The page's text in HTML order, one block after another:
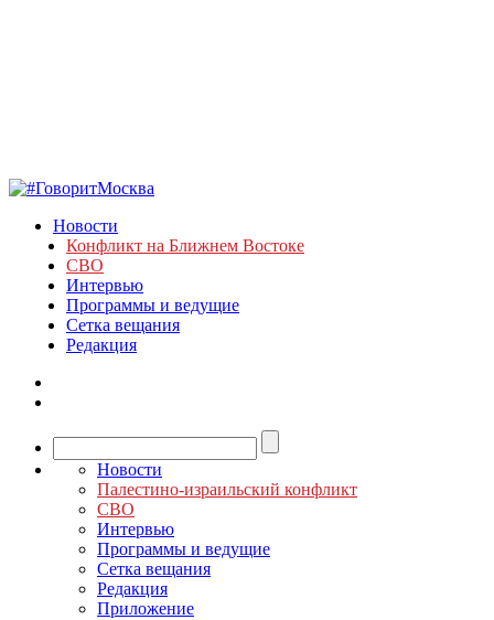
Новости
Конфликт на Ближнем Востоке
СВО
Интервью
Программы и ведущие
Сетка вещания
Редакция
Новости
Палестино-израильский конфликт
СВО
Интервью
Программы и ведущие
Сетка вещания
Редакция
Приложение